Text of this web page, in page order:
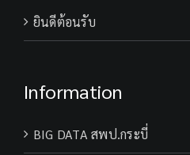
ยินดีต้อนรับ
Information
BIG DATA สพป.กระบี่